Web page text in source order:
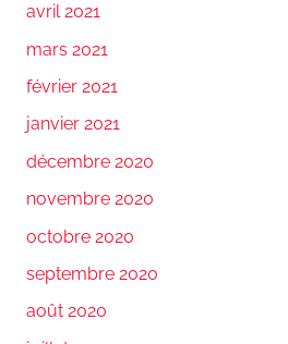
avril 2021
mars 2021
février 2021
janvier 2021
décembre 2020
novembre 2020
octobre 2020
septembre 2020
août 2020